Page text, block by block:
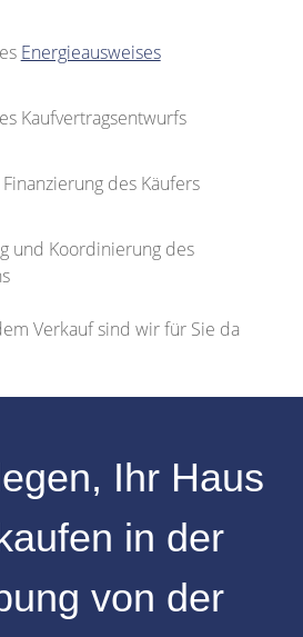
Energieausweises
Kaufvertragsentwurfs
des Käufers
und Koordinierung des
Verkauf sind wir für Sie da
Ihr Haus
in der
von der